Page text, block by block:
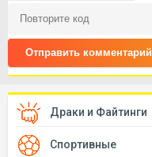
Отправить комментарий
Драки и Файтинги
Спортивные